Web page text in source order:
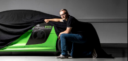
Industrie